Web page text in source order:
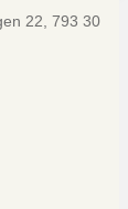
22, 793 30